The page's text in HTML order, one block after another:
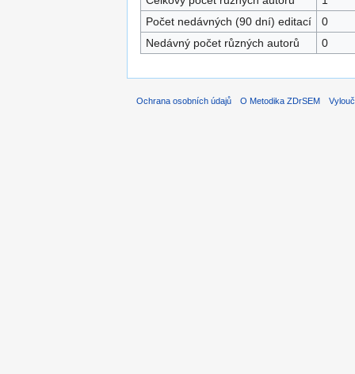
Počet nedávných (90 dní) editací
0
Nedávný počet různých autorů
0
Ochrana osobních údajů O Metodika ZDrSEM